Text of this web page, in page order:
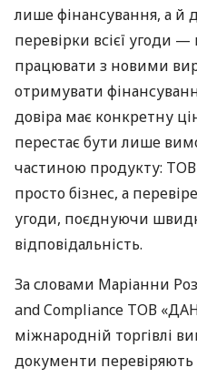
лише фінансування, а й
перевірки всієї угоди
працювати з новими
отримувати
довіра має конкретну
перестає бути лише
частиною продукту:
просто бізнес, а
угоди, поєднуючи
відповідальність.
За словами Маріанни
and Compliance ТОВ
міжнародній торгівлі
документи перевіряють